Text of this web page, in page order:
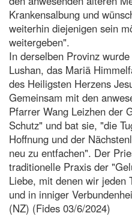
Krankensalbung und
weiterhin diejenigen sein
weitergeben".
In derselben Provinz
Lushan, das Mariä
des Heiligsten Herzens
Gemeinsam mit den
Pfarrer Wang Leizhen der
Schutz" und bat sie, "die
Hoffnung und der
neu zu entfachen". Der
traditionelle Praxis der
Liebe, mit denen wir jeden
und in inniger
(NZ) (Fides 03/6/2024)